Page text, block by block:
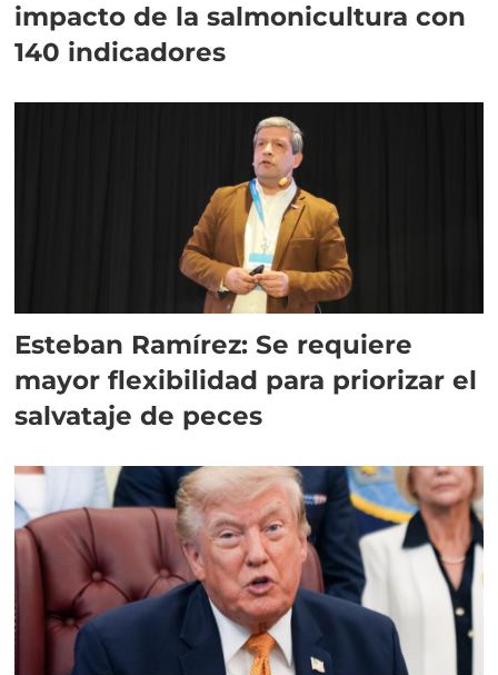
impacto de la salmonicultura con
140 indicadores
Esteban Ramírez: Se requiere
mayor flexibilidad para priorizar el
salvataje de peces